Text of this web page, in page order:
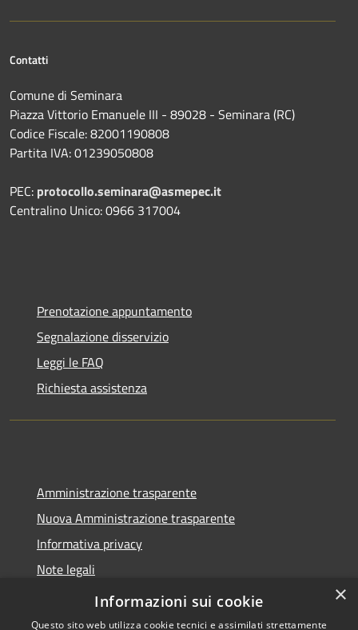
Contatti
Comune di Seminara
Piazza Vittorio Emanuele III - 89028 - Seminara (RC)
Codice Fiscale: 82001190808
Partita IVA: 01239050808
PEC: protocollo.seminara@asmepec.it
Centralino Unico: 0966 317004
Prenotazione appuntamento
Segnalazione disservizio
Leggi le FAQ
Richiesta assistenza
Amministrazione trasparente
Nuova Amministrazione trasparente
Informativa privacy
Note legali
Dichiarazione di accessibilità
×
Informazioni sui cookie
Questo sito web utilizza cookie tecnici e assimilati strettamente